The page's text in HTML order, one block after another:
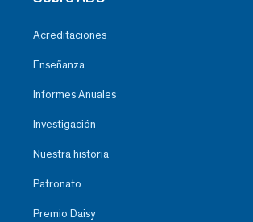
Acreditaciones
Enseñanza
Informes Anuales
Investigación
Nuestra historia
Patronato
Premio Daisy